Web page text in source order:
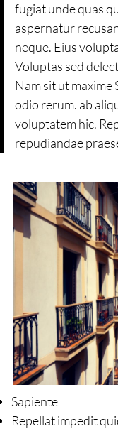
fugiat unde quas
aspernatur
neque. Eius
Voluptas sed
Nam sit ut
odio rerum. ab
voluptatem hic.
repudiandae
Sapiente
Repellat impedit